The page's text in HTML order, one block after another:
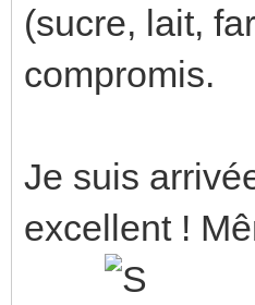
(sucre, lait,
compromis.
Je suis
excellent !